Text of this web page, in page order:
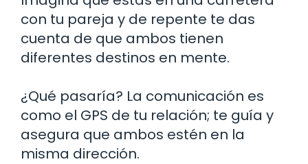
con tu pareja y de repente te das
cuenta de que ambos tienen
diferentes destinos en mente.
¿Qué pasaría? La comunicación es
como el GPS de tu relación; te guía y
asegura que ambos estén en la
misma dirección.